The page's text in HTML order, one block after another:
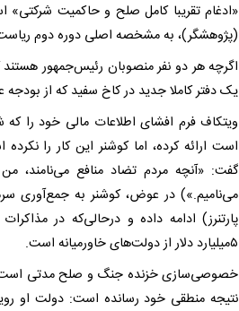
«ادغام تقریبا کامل صلح و حاکمیت شرکتی»
(پژوهشگر)، به مشخصه اصلی دوره دوم
اگرچه هر دو نفر منصوبان رئیس‌جمهور
یک دفتر کاملا جدید در کاخ سفید که از
ویتکاف فرم افشای اطلاعات مالی خود را
گفت: «آنچه مردم تضاد منافع می‌نامند،
می‌نامیم.») در عوض، کوشنر به جمع‌آوری
پارتنرز) ادامه داده و درحالی‌که در
۵‌میلیارد دلار از دولت‌های خاورمیانه است.
خصوصی‌سازی خزنده جنگ و صلح مدتی است
نتیجه منطقی خود رسانده است: دولت او